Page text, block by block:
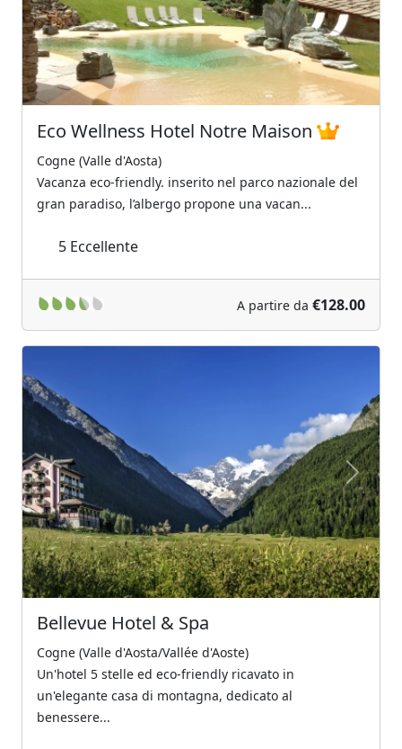
Eco Wellness Hotel Notre Maison
Cogne (Valle d'Aosta)
Vacanza eco-friendly. inserito nel parco nazionale del
gran paradiso, l’albergo propone una vacan...
5 Eccellente
A partire da €128.00
Previous Next
Bellevue Hotel & Spa
Cogne (Valle d'Aosta/Vallée d'Aoste)
Un'hotel 5 stelle ed eco-friendly ricavato in
un'elegante casa di montagna, dedicato al
benessere...